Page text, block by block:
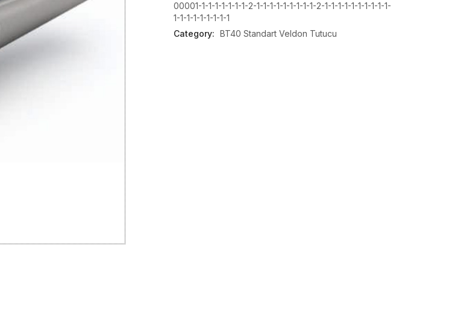
00001-1-1-1-1-1-1-1-2-1-1-1-1-1-1-1-1-1-2-1-1-1-1-1-1-1-1-1-1-
1-1-1-1-1-1-1-1-1
Category: BT40 Standart Veldon Tutucu